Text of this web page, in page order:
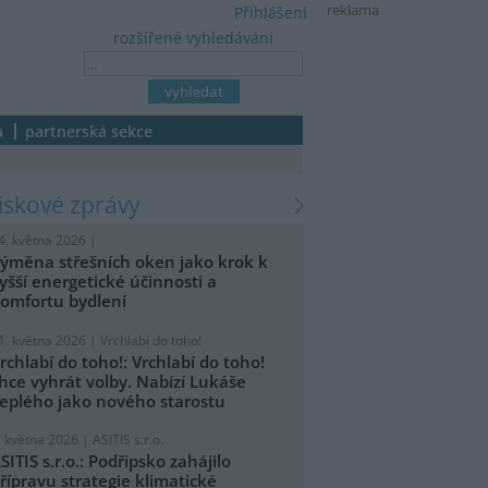
reklama
rozšířené vyhledávání
Přihlášení
partnerská sekce
tiskové zprávy
května 2026 |
střešních oken jako krok k
energetické účinnosti a
bydlení
května 2026 | Vrchlabí do toho!
do toho!: Vrchlabí do toho!
vyhrát volby. Nabízí Lukáše
jako nového starostu
května 2026 | ASITIS s.r.o.
s.r.o.: Podřipsko zahájilo
strategie klimatické